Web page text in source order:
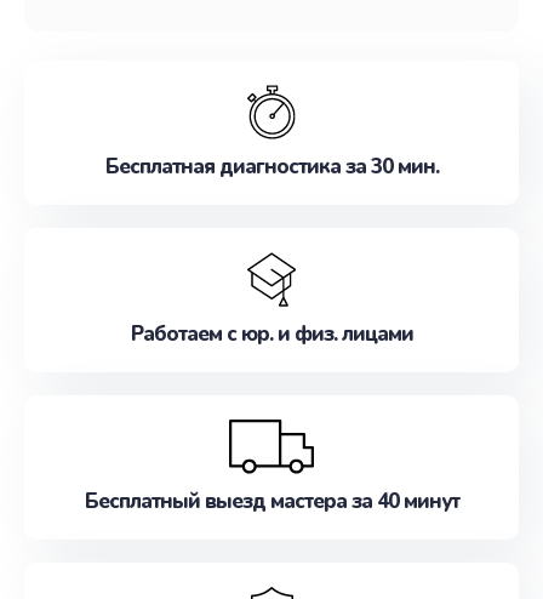
Бесплатная диагностика за 30 мин.
Работаем с юр. и физ. лицами
Бесплатный выезд мастера за 40 минут